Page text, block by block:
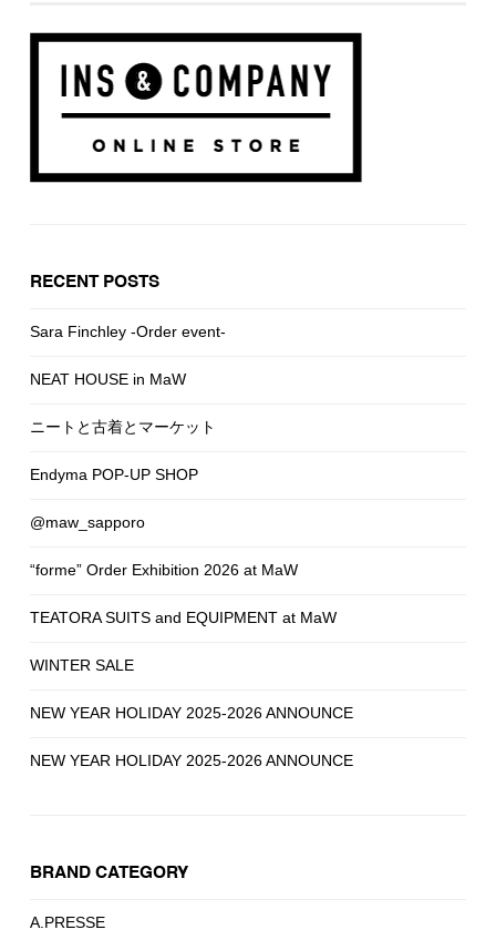
RECENT POSTS
Sara Finchley -Order event-
NEAT HOUSE in MaW
ニートと古着とマーケット
Endyma POP-UP SHOP
@maw_sapporo
“forme” Order Exhibition 2026 at MaW
TEATORA SUITS and EQUIPMENT at MaW
WINTER SALE
NEW YEAR HOLIDAY 2025-2026 ANNOUNCE
NEW YEAR HOLIDAY 2025-2026 ANNOUNCE
BRAND CATEGORY
A.PRESSE